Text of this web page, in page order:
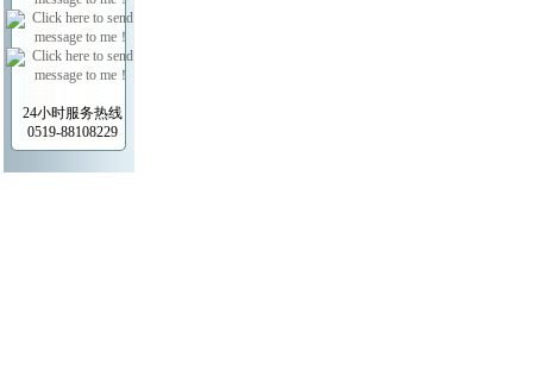
24小时服务热线
0519-88108229